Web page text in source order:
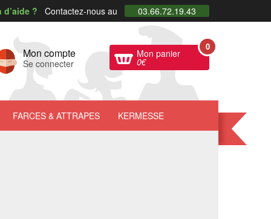
d’aide ? Contactez-nous au 03.66.72.19.43
Mon compte
Se connecter
Mon panier
0€
0
FARCES & ATTRAPES KERMESSE